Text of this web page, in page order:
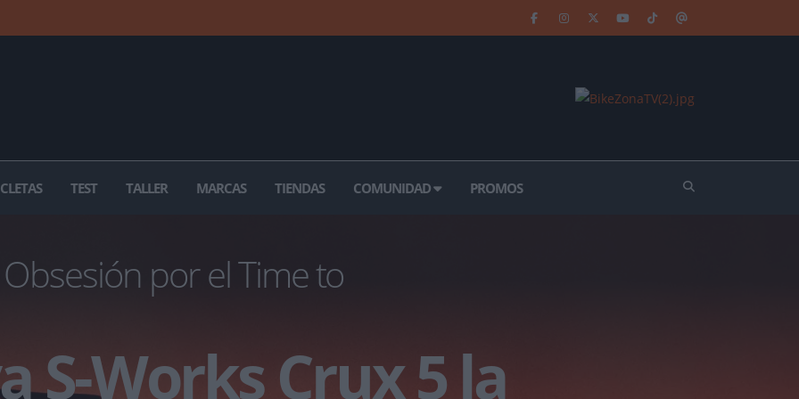
TEST TALLER MARCAS TIENDAS COMUNIDAD PROMOS
por el Time to
S-Works Crux 5 la